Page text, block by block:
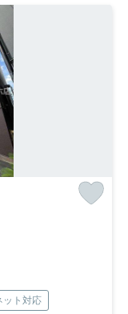
ット対応